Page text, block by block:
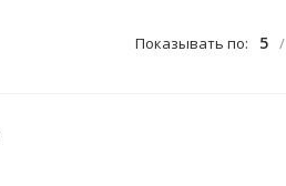
Показывать по: 5 /